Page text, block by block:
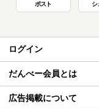
ポスト シ
ログイン
だんべー会員とは
広告掲載について